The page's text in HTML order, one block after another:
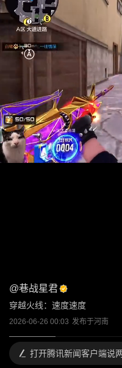
@巷战星君
穿越火线：速度速度
2026-06-26 00:03 发布于河南
打开腾讯新闻客户端说